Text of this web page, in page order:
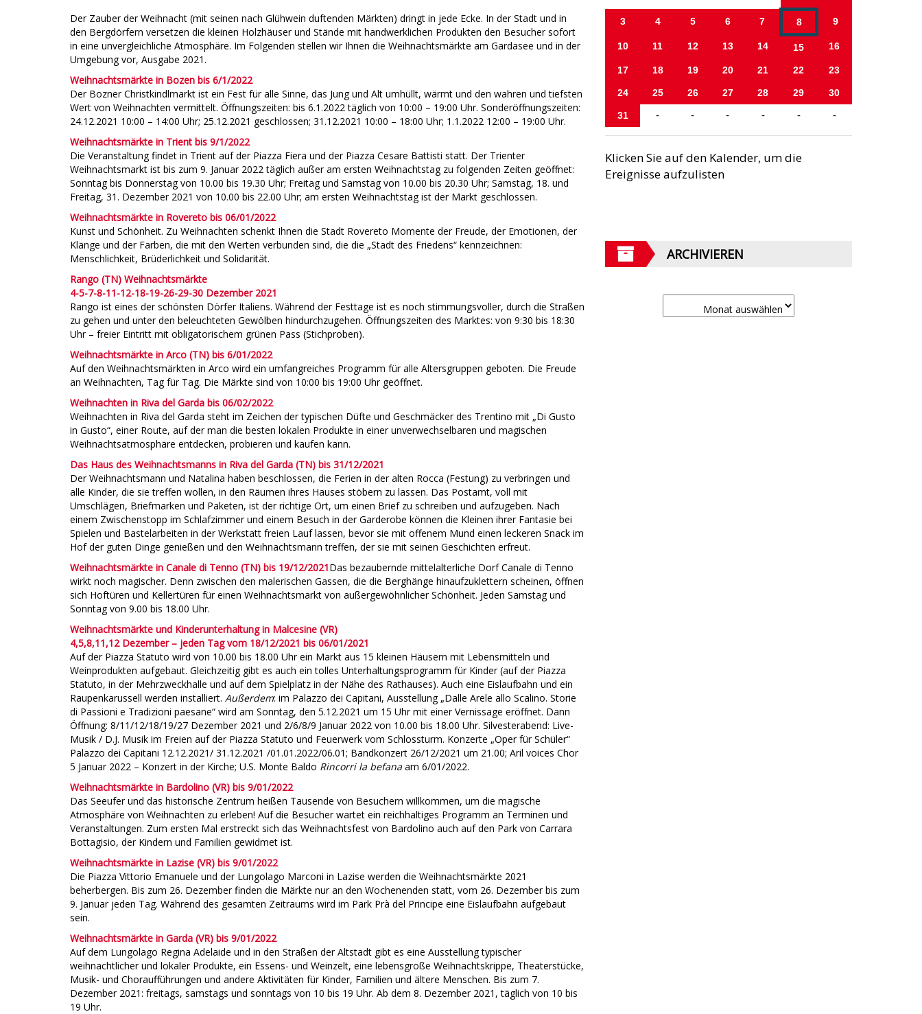
Der Zauber der Weihnacht (mit seinen nach Glühwein duftenden Märkten) dringt in jede Ecke. In der Stadt und in
den Bergdörfern versetzen die kleinen Holzhäuser und Stände mit handwerklichen Produkten den Besucher sofort
in eine unvergleichliche Atmosphäre. Im Folgenden stellen wir Ihnen die Weihnachtsmärkte am Gardasee und in der
Umgebung vor, Ausgabe 2021.
Weihnachtsmärkte in Bozen bis 6/1/2022
Der Bozner Christkindlmarkt ist ein Fest für alle Sinne, das Jung und Alt umhüllt, wärmt und den wahren und tiefsten
Wert von Weihnachten vermittelt. Öffnungszeiten: bis 6.1.2022 täglich von 10:00 – 19:00 Uhr. Sonderöffnungszeiten:
24.12.2021 10:00 – 14:00 Uhr; 25.12.2021 geschlossen; 31.12.2021 10:00 – 18:00 Uhr; 1.1.2022 12:00 – 19:00 Uhr.
Weihnachtsmärkte in Trient bis 9/1/2022
Die Veranstaltung findet in Trient auf der Piazza Fiera und der Piazza Cesare Battisti statt. Der Trienter
Weihnachtsmarkt ist bis zum 9. Januar 2022 täglich außer am ersten Weihnachtstag zu folgenden Zeiten geöffnet:
Sonntag bis Donnerstag von 10.00 bis 19.30 Uhr; Freitag und Samstag von 10.00 bis 20.30 Uhr; Samstag, 18. und
Freitag, 31. Dezember 2021 von 10.00 bis 22.00 Uhr; am ersten Weihnachtstag ist der Markt geschlossen.
Weihnachtsmärkte in Rovereto bis 06/01/2022
Kunst und Schönheit. Zu Weihnachten schenkt Ihnen die Stadt Rovereto Momente der Freude, der Emotionen, der
Klänge und der Farben, die mit den Werten verbunden sind, die die „Stadt des Friedens“ kennzeichnen:
Menschlichkeit, Brüderlichkeit und Solidarität.
Rango (TN) Weihnachtsmärkte
4-5-7-8-11-12-18-19-26-29-30 Dezember 2021
Rango ist eines der schönsten Dörfer Italiens. Während der Festtage ist es noch stimmungsvoller, durch die Straßen
zu gehen und unter den beleuchteten Gewölben hindurchzugehen. Öffnungszeiten des Marktes: von 9:30 bis 18:30
Uhr – freier Eintritt mit obligatorischem grünen Pass (Stichproben).
Weihnachtsmärkte in Arco (TN) bis 6/01/2022
Auf den Weihnachtsmärkten in Arco wird ein umfangreiches Programm für alle Altersgruppen geboten. Die Freude
an Weihnachten, Tag für Tag. Die Märkte sind von 10:00 bis 19:00 Uhr geöffnet.
Weihnachten in Riva del Garda bis 06/02/2022
Weihnachten in Riva del Garda steht im Zeichen der typischen Düfte und Geschmäcker des Trentino mit „Di Gusto
in Gusto“, einer Route, auf der man die besten lokalen Produkte in einer unverwechselbaren und magischen
Weihnachtsatmosphäre entdecken, probieren und kaufen kann.
Das Haus des Weihnachtsmanns in Riva del Garda (TN) bis 31/12/2021
Der Weihnachtsmann und Natalina haben beschlossen, die Ferien in der alten Rocca (Festung) zu verbringen und
alle Kinder, die sie treffen wollen, in den Räumen ihres Hauses stöbern zu lassen. Das Postamt, voll mit
Umschlägen, Briefmarken und Paketen, ist der richtige Ort, um einen Brief zu schreiben und aufzugeben. Nach
einem Zwischenstopp im Schlafzimmer und einem Besuch in der Garderobe können die Kleinen ihrer Fantasie bei
Spielen und Bastelarbeiten in der Werkstatt freien Lauf lassen, bevor sie mit offenem Mund einen leckeren Snack im
Hof der guten Dinge genießen und den Weihnachtsmann treffen, der sie mit seinen Geschichten erfreut.
Weihnachtsmärkte in Canale di Tenno (TN) bis 19/12/2021Das bezaubernde mittelalterliche Dorf Canale di Tenno
wirkt noch magischer. Denn zwischen den malerischen Gassen, die die Berghänge hinaufzuklettern scheinen, öffnen
sich Hoftüren und Kellertüren für einen Weihnachtsmarkt von außergewöhnlicher Schönheit. Jeden Samstag und
Sonntag von 9.00 bis 18.00 Uhr.
Weihnachtsmärkte und Kinderunterhaltung in Malcesine (VR)
4,5,8,11,12 Dezember – jeden Tag vom 18/12/2021 bis 06/01/2021
Auf der Piazza Statuto wird von 10.00 bis 18.00 Uhr ein Markt aus 15 kleinen Häusern mit Lebensmitteln und
Weinprodukten aufgebaut. Gleichzeitig gibt es auch ein tolles Unterhaltungsprogramm für Kinder (auf der Piazza
Statuto, in der Mehrzweckhalle und auf dem Spielplatz in der Nähe des Rathauses). Auch eine Eislaufbahn und ein
Raupenkarussell werden installiert. Außerdem: im Palazzo dei Capitani, Ausstellung „Dalle Arele allo Scalino. Storie
di Passioni e Tradizioni paesane“ wird am Sonntag, den 5.12.2021 um 15 Uhr mit einer Vernissage eröffnet. Dann
Öffnung: 8/11/12/18/19/27 Dezember 2021 und 2/6/8/9 Januar 2022 von 10.00 bis 18.00 Uhr. Silvesterabend: Live-
Musik / D.J. Musik im Freien auf der Piazza Statuto und Feuerwerk vom Schlossturm. Konzerte „Oper für Schüler“
Palazzo dei Capitani 12.12.2021/ 31.12.2021 /01.01.2022/06.01; Bandkonzert 26/12/2021 um 21.00; Aril voices Chor
5 Januar 2022 – Konzert in der Kirche; U.S. Monte Baldo Rincorri la befana am 6/01/2022.
Weihnachtsmärkte in Bardolino (VR) bis 9/01/2022
Das Seeufer und das historische Zentrum heißen Tausende von Besuchern willkommen, um die magische
Atmosphäre von Weihnachten zu erleben! Auf die Besucher wartet ein reichhaltiges Programm an Terminen und
Veranstaltungen. Zum ersten Mal erstreckt sich das Weihnachtsfest von Bardolino auch auf den Park von Carrara
Bottagisio, der Kindern und Familien gewidmet ist.
Weihnachtsmärkte in Lazise (VR) bis 9/01/2022
Die Piazza Vittorio Emanuele und der Lungolago Marconi in Lazise werden die Weihnachtsmärkte 2021
beherbergen. Bis zum 26. Dezember finden die Märkte nur an den Wochenenden statt, vom 26. Dezember bis zum
9. Januar jeden Tag. Während des gesamten Zeitraums wird im Park Prà del Principe eine Eislaufbahn aufgebaut
sein.
Weihnachtsmärkte in Garda (VR) bis 9/01/2022
Auf dem Lungolago Regina Adelaide und in den Straßen der Altstadt gibt es eine Ausstellung typischer
weihnachtlicher und lokaler Produkte, ein Essens- und Weinzelt, eine lebensgroße Weihnachtskrippe, Theaterstücke,
Musik- und Choraufführungen und andere Aktivitäten für Kinder, Familien und ältere Menschen. Bis zum 7.
Dezember 2021: freitags, samstags und sonntags von 10 bis 19 Uhr. Ab dem 8. Dezember 2021, täglich von 10 bis
19 Uhr.
3 4 5 6 7 8 9
10 11 12 13 14 15 16
17 18 19 20 21 22 23
24 25 26 27 28 29 30
31 - - - - - -
Klicken Sie auf den Kalender, um die
Ereignisse aufzulisten
ARCHIVIEREN